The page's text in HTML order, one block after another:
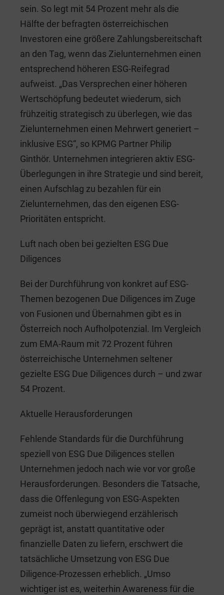
sein. So legt mit 54 Prozent mehr als die
Hälfte der befragten österreichischen
Investoren eine größere Zahlungsbereitschaft
an den Tag, wenn das Zielunternehmen einen
entsprechend höheren ESG-Reifegrad
aufweist. „Das Versprechen einer höheren
Wertschöpfung bedeutet wiederum, sich
frühzeitig strategisch zu überlegen, wie das
Zielunternehmen einen Mehrwert generiert –
inklusive ESG“, so KPMG Partner Philip
Ginthör. Unternehmen integrieren aktiv ESG-
Überlegungen in ihre Strategie und sind bereit,
einen Aufschlag zu bezahlen für ein
Zielunternehmen, das den eigenen ESG-
Prioritäten entspricht.
Luft nach oben bei gezielten ESG Due
Diligences
Bei der Durchführung von konkret auf ESG-
Themen bezogenen Due Diligences im Zuge
von Fusionen und Übernahmen gibt es in
Österreich noch Aufholpotenzial. Im Vergleich
zum EMA-Raum mit 72 Prozent führen
österreichische Unternehmen seltener
gezielte ESG Due Diligences durch – und zwar
54 Prozent.
Aktuelle Herausforderungen
Fehlende Standards für die Durchführung
speziell von ESG Due Diligences stellen
Unternehmen jedoch nach wie vor vor große
Herausforderungen. Besonders die Tatsache,
dass die Offenlegung von ESG-Aspekten
zumeist noch überwiegend erzählerisch
geprägt ist, anstatt quantitative oder
finanzielle Daten zu liefern, erschwert die
tatsächliche Umsetzung von ESG Due
Diligence-Prozessen erheblich. „Umso
wichtiger ist es, weiterhin Awareness für die